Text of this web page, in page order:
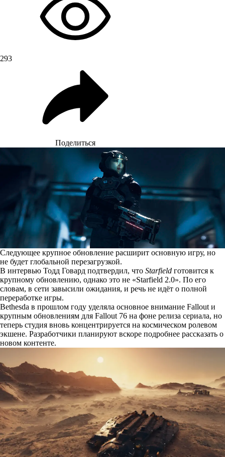
293
Поделиться
Следующее крупное обновление расширит основную игру, но
не будет глобальной перезагрузкой.
В интервью Тодд Говард подтвердил, что Starfield готовится к
крупному обновлению, однако это не «Starfield 2.0». По его
словам, в сети завысили ожидания, и речь не идёт о полной
переработке игры.
Bethesda в прошлом году уделяла основное внимание Fallout и
крупным обновлениям для Fallout 76 на фоне релиза сериала, но
теперь студия вновь концентрируется на космическом ролевом
экшене. Разработчики планируют вскоре подробнее рассказать о
новом контенте.